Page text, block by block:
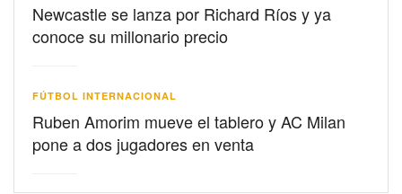
Newcastle se lanza por Richard Ríos y ya
conoce su millonario precio
FÚTBOL INTERNACIONAL
Ruben Amorim mueve el tablero y AC Milan
pone a dos jugadores en venta